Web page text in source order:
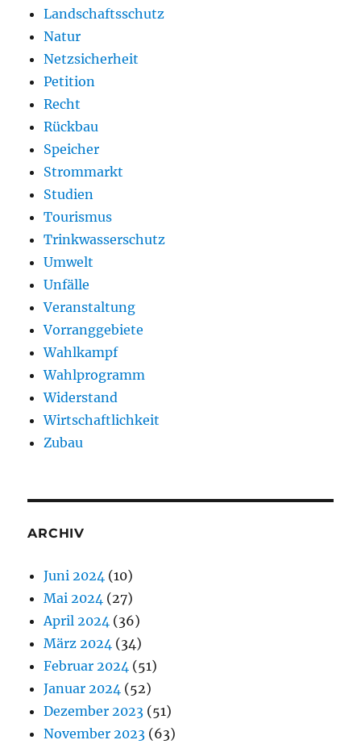
Landschaftsschutz
Natur
Netzsicherheit
Petition
Recht
Rückbau
Speicher
Strommarkt
Studien
Tourismus
Trinkwasserschutz
Umwelt
Unfälle
Veranstaltung
Vorranggebiete
Wahlkampf
Wahlprogramm
Widerstand
Wirtschaftlichkeit
Zubau
ARCHIV
Juni 2024 (10)
Mai 2024 (27)
April 2024 (36)
März 2024 (34)
Februar 2024 (51)
Januar 2024 (52)
Dezember 2023 (51)
November 2023 (63)